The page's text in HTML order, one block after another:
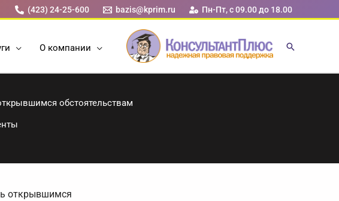
(423) 24-25-600 bazis@kprim.ru Пн-Пт, с 09.00 до 18.00
О компании
обстоятельствам
открывшимся